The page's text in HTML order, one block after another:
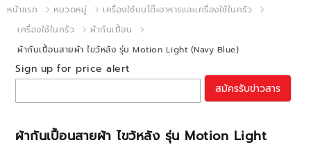
หน้าแรก หมวดหมู่
เครื่องใช้บนโต๊ะอาหารและเครื่องใช้ในครัว
เครื่องใช้ในครัว
ผ้ากันเปื้อน
ผ้ากันเปื้อนสายผ้า ไขว้หลัง รุ่น Motion Light (Navy Blue)
ผ้ากันเปื้อนสายผ้า ไขว้หลัง รุ่น Motion Light
Sign up for price alert
สมัครรับข่าวสาร